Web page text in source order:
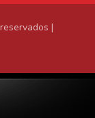
|
de Datos